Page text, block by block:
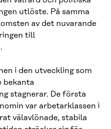
utlöste. På samma
av det nuvarande
till
i den utveckling som
bekanta
stagnerar. De första
var arbetarklassen i
välavlönade, stabila